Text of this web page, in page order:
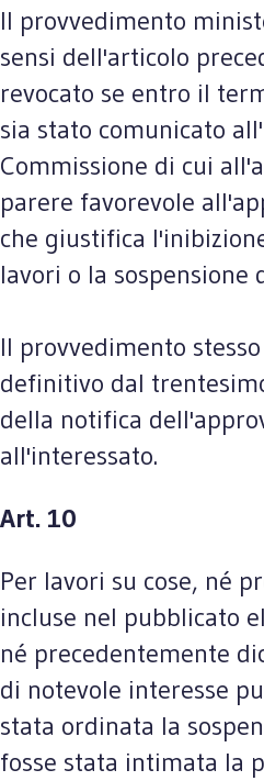
Il provvedimento
sensi dell'articolo
revocato se entro il
sia stato comunicato
Commissione di cui
parere favorevole
che giustifica
lavori o la sospensione
Il provvedimento
definitivo dal
della notifica
all'interessato.
Art. 10
Per lavori su cose, né
incluse nel pubblicato
né precedentemente
di notevole interesse
stata ordinata la
fosse stata intimata la